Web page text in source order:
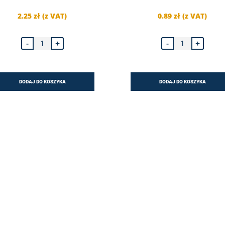
2.25zł (z VAT)
DODAJ DO KOSZYKA
- ilość
Opaska
-
130-
150/12
+
0.89zł (z VAT)
DODAJ DO KOSZYKA
- ilość
Opaska
-
16-
25/12
+